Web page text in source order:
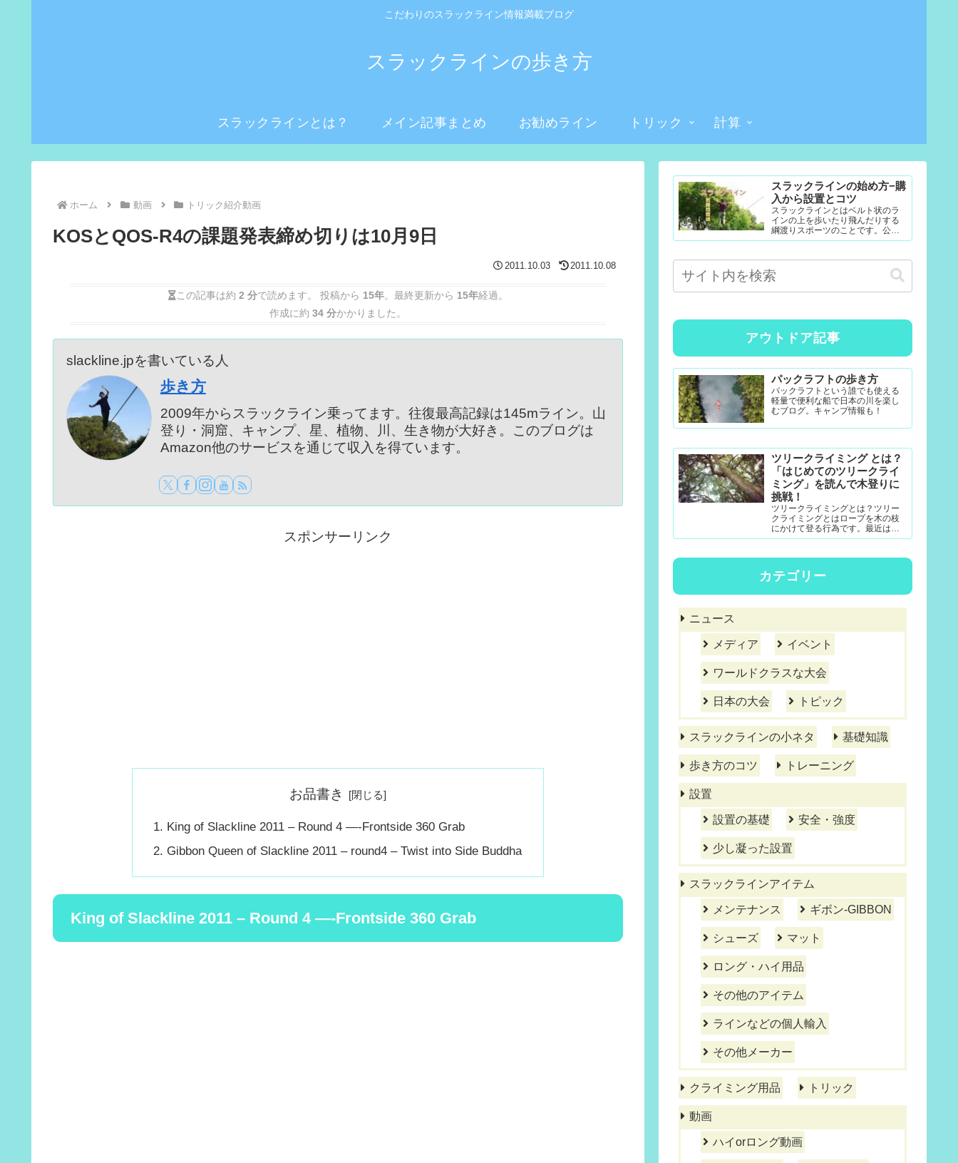
こだわりのスラックライン情報満載ブログ
スラックラインの歩き方
スラックラインとは？ メイン記事まとめ お勧めライン トリック 計算
ホーム 動画 トリック紹介動画
KOSとQOS-R4の課題発表締め切りは10月9日
2011.10.03 2011.10.08
この記事は約 2 分で読めます。 投稿から 15年。最終更新から 15年経過。
作成に約 34 分かかりました。
slackline.jpを書いている人
歩き方
2009年からスラックライン乗ってます。往復最高記録は145mライン。山
登り・洞窟、キャンプ、星、植物、川、生き物が大好き。このブログは
Amazon他のサービスを通じて収入を得ています。
スポンサーリンク
お品書き
King of Slackline 2011 – Round 4 —-Frontside 360 Grab
Gibbon Queen of Slackline 2011 – round4 – Twist into Side Buddha
King of Slackline 2011 – Round 4 —-Frontside 360 Grab
スラックラインの始め方−購
入から設置とコツ
スラックラインとはベルト状のラ
インの上を歩いたり飛んだりする
綱渡りスポーツのことです。公園
やテレビなどで見たことある人も
が簡単なので幼児から大人まで楽...
アウトドア記事
パックラフトの歩き方
パックラフトという誰でも使える
軽量で便利な船で日本の川を楽し
むブログ。キャンプ情報も！
ツリークライミング とは？
「はじめてのツリークライ
ミング」を読んで木登りに
挑戦！
ツリークライミングとは？ツリー
クライミングとはロープを木の枝
にかけて登る行為です。最近は公
園アクティビティとしても一定の
ロープテクニック(MRS-ム...
カテゴリー
ニュース
メディア イベント
ワールドクラスな大会
日本の大会 トピック
スラックラインの小ネタ 基礎知識
歩き方のコツ トレーニング
設置
設置の基礎 安全・強度
少し凝った設置
スラックラインアイテム
メンテナンス ギボン-GIBBON
シューズ マット
ロング・ハイ用品
その他のアイテム
ラインなどの個人輸入
その他メーカー
クライミング用品 トリック
動画
ハイorロング動画